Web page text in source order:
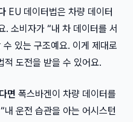
EU 데이터법은 차량 데이터
. 소비자가 “내 차 데이터를 서
있는 구조예요. 이게 제대로
도전을 받을 수 있어요.
면 폭스바겐이 차량 데이터를
운전 습관을 아는 어시스턴